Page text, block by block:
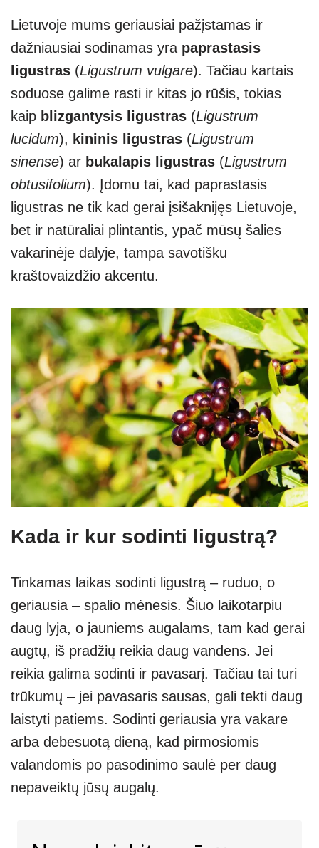
Lietuvoje mums geriausiai pažįstamas ir
dažniausiai sodinamas yra paprastasis
ligustras (Ligustrum vulgare). Tačiau kartais
soduose galime rasti ir kitas jo rūšis, tokias
kaip blizgantysis ligustras (Ligustrum
lucidum), kininis ligustras (Ligustrum
sinense) ar bukalapis ligustras (Ligustrum
obtusifolium). Įdomu tai, kad paprastasis
ligustras ne tik kad gerai įsišaknijęs Lietuvoje,
bet ir natūraliai plintantis, ypač mūsų šalies
vakarinėje dalyje, tampa savotišku
kraštovaizdžio akcentu.
Kada ir kur sodinti ligustrą?
Tinkamas laikas sodinti ligustrą – ruduo, o
geriausia – spalio mėnesis. Šiuo laikotarpiu
daug lyja, o jauniems augalams, tam kad gerai
augtų, iš pradžių reikia daug vandens. Jei
reikia galima sodinti ir pavasarį. Tačiau tai turi
trūkumų – jei pavasaris sausas, gali tekti daug
laistyti patiems. Sodinti geriausia yra vakare
arba debesuotą dieną, kad pirmosiomis
valandomis po pasodinimo saulė per daug
nepaveiktų jūsų augalų.